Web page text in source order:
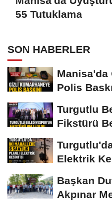
55 Tutuklama
SON HABERLER
Manisa'da
Polis
Turgutlu
Fikstürü
Elektrik
Başkan
Akpınar